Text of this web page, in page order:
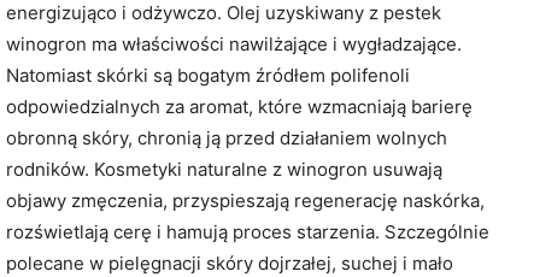
energizująco i odżywczo. Olej uzyskiwany z pestek
winogron ma właściwości nawilżające i wygładzające.
Natomiast skórki są bogatym źródłem polifenoli
odpowiedzialnych za aromat, które wzmacniają barierę
obronną skóry, chronią ją przed działaniem wolnych
rodników. Kosmetyki naturalne z winogron usuwają
objawy zmęczenia, przyspieszają regenerację naskórka,
rozświetlają cerę i hamują proces starzenia. Szczególnie
polecane w pielęgnacji skóry dojrzałej, suchej i mało